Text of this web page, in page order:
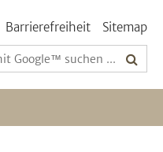
Barrierefreiheit Sitemap